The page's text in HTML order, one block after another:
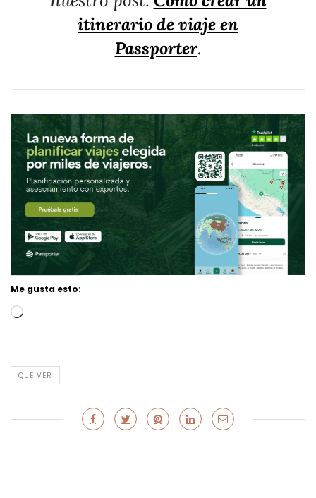
itinerario de viaje en
Passporter.
Me gusta esto:
Loading…
QUE VER